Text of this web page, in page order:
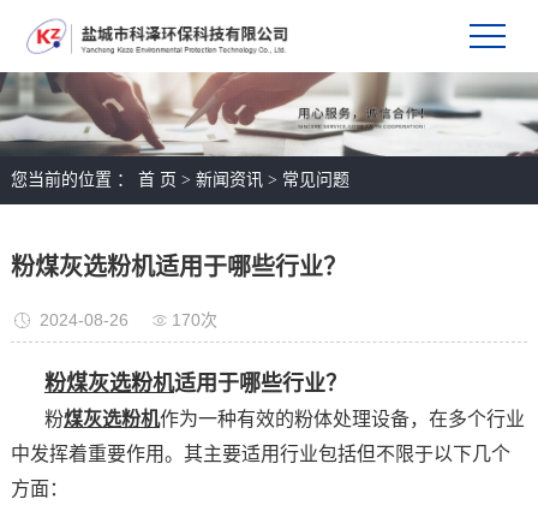
您当前的位置 ： 首 页 > 新闻资讯> 常见问题
粉煤灰选粉机适用于哪些行业？
2024-08-26 170次
粉煤灰选粉机适用于哪些行业？
粉煤灰选粉机作为一种有效的粉体处理设备，在多个行业
中发挥着重要作用。其主要适用行业包括但不限于以下几个
方面：